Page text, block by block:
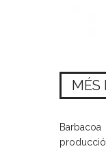
MÉS